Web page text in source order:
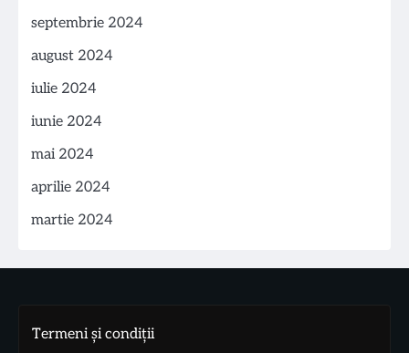
septembrie 2024
august 2024
iulie 2024
iunie 2024
mai 2024
aprilie 2024
martie 2024
Termeni și condiții